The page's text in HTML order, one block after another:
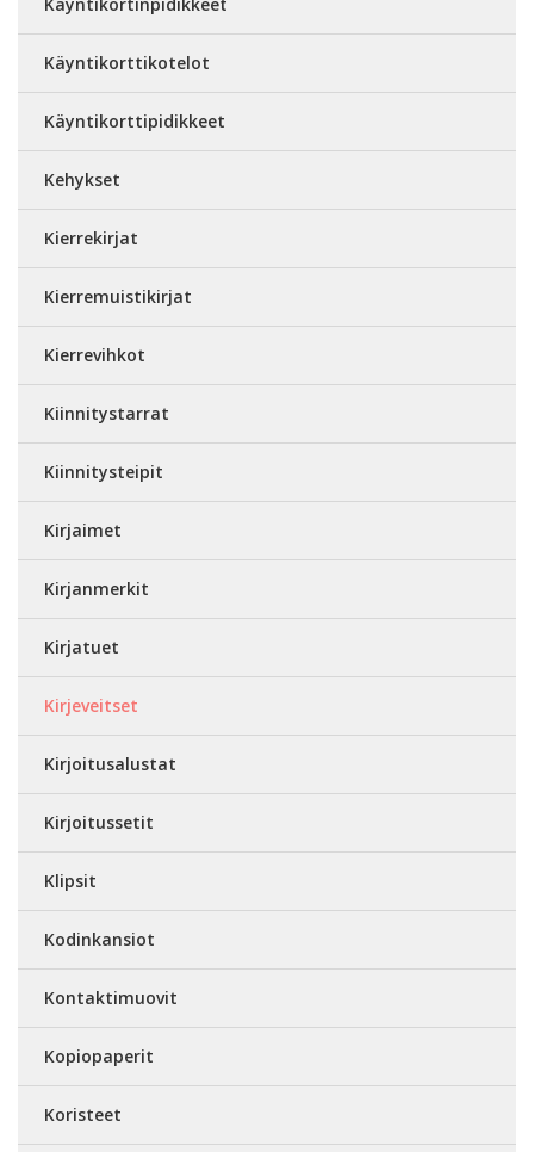
Käyntikorttikotelot
Käyntikorttipidikkeet
Kehykset
Kierrekirjat
Kierremuistikirjat
Kierrevihkot
Kiinnitystarrat
Kiinnitysteipit
Kirjaimet
Kirjanmerkit
Kirjatuet
Kirjeveitset
Kirjoitusalustat
Kirjoitussetit
Klipsit
Kodinkansiot
Kontaktimuovit
Kopiopaperit
Koristeet